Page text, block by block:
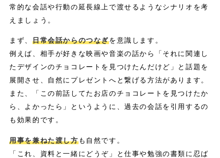
常的な会話や行動の延長線上で渡せるようなシナリオを考
えましょう。
まず、 日常会話からのつなぎを意識します。
例えば、相手が好きな映画や音楽の話から「それに関連し
たデザインのチョコレートを見つけたんだけど」と話題を
展開させ、自然にプレゼントへと繋げる方法があります。
また、「この前話してたお店のチョコレートを見つけたか
ら、よかったら」というように、過去の会話を引用するの
も効果的です。
用事を兼ねた渡し方も自然です。
「これ、資料と一緒にどうぞ」と仕事や勉強の書類に忍ば